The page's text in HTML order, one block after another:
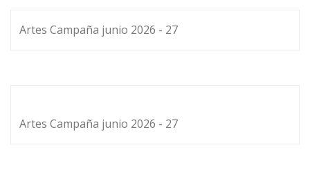
Artes Campaña junio 2026 - 27
Artes Campaña junio 2026 - 27